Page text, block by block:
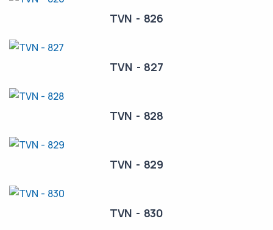
TVN - 826
TVN - 827
TVN - 828
TVN - 829
TVN - 830